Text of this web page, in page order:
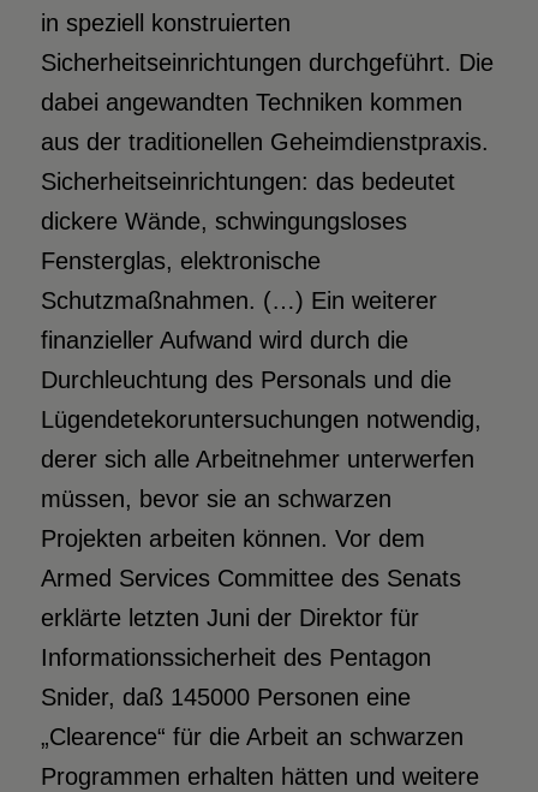
in speziell konstruierten
Sicherheitseinrichtungen durchgeführt. Die
dabei angewandten Techniken kommen
aus der traditionellen Geheimdienstpraxis.
Sicherheitseinrichtungen: das bedeutet
dickere Wände, schwingungsloses
Fensterglas, elektronische
Schutzmaßnahmen. (…) Ein weiterer
finanzieller Aufwand wird durch die
Durchleuchtung des Personals und die
Lügendetekoruntersuchungen notwendig,
derer sich alle Arbeitnehmer unterwerfen
müssen, bevor sie an schwarzen
Projekten arbeiten können. Vor dem
Armed Services Committee des Senats
erklärte letzten Juni der Direktor für
Informationssicherheit des Pentagon
Snider, daß 145000 Personen eine
„Clearence“ für die Arbeit an schwarzen
Programmen erhalten hätten und weitere